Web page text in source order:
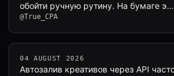
обойти ручную рутину. На бумаге э…
@True_CPA
04 AUGUST 2026
Автозалив креативов через API